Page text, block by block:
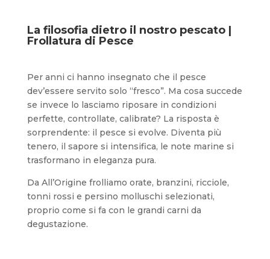
La filosofia dietro il nostro pescato |
Frollatura di Pesce
Per anni ci hanno insegnato che il pesce
dev’essere servito solo “fresco”. Ma cosa succede
se invece lo lasciamo riposare in condizioni
perfette, controllate, calibrate? La risposta è
sorprendente: il pesce si evolve. Diventa più
tenero, il sapore si intensifica, le note marine si
trasformano in eleganza pura.
Da All’Origine frolliamo orate, branzini, ricciole,
tonni rossi e persino molluschi selezionati,
proprio come si fa con le grandi carni da
degustazione.